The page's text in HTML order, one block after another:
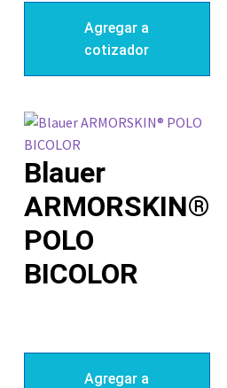
Agregar a
cotizador
Blauer
ARMORSKIN®
POLO
BICOLOR
Agregar a